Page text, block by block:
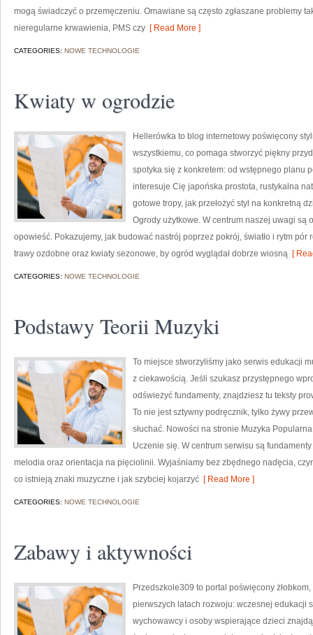
mogą świadczyć o przemęczeniu. Omawiane są często zgłaszane problemy
nieregularne krwawienia, PMS czy [ Read More ]
CATEGORIES: NOWE TECHNOLOGIE
Kwiaty w ogrodzie
Hellerówka to blog internetowy poświęcony
wszystkiemu, co pomaga stworzyć piękny
spotyka się z konkretem: od wstępnego planu
interesuje Cię japońska prostota, rustykalna
gotowe tropy, jak przełożyć styl na konkretną
Ogrody użytkowe. W centrum naszej uwagi są
opowieść. Pokazujemy, jak budować nastrój poprzez pokrój, światło i rytm
trawy ozdobne oraz kwiaty sezonowe, by ogród wyglądał dobrze wiosną [
CATEGORIES: NOWE TECHNOLOGIE
Podstawy Teorii Muzyki
To miejsce stworzyliśmy jako serwis edukacji
z ciekawością. Jeśli szukasz przystępnego
odświeżyć fundamenty, znajdziesz tu teksty
To nie jest sztywny podręcznik, tylko żywy
słuchać. Nowości na stronie Muzyka
Uczenie się. W centrum serwisu są
melodia oraz orientacja na pięciolinii. Wyjaśniamy bez zbędnego nadęcia,
co istnieją znaki muzyczne i jak szybciej kojarzyć [ Read More ]
CATEGORIES: NOWE TECHNOLOGIE
Zabawy i aktywności
Przedszkole309 to portal poświęcony
pierwszych latach rozwoju: wczesnej edukacji
wychowawcy i osoby wspierające dzieci